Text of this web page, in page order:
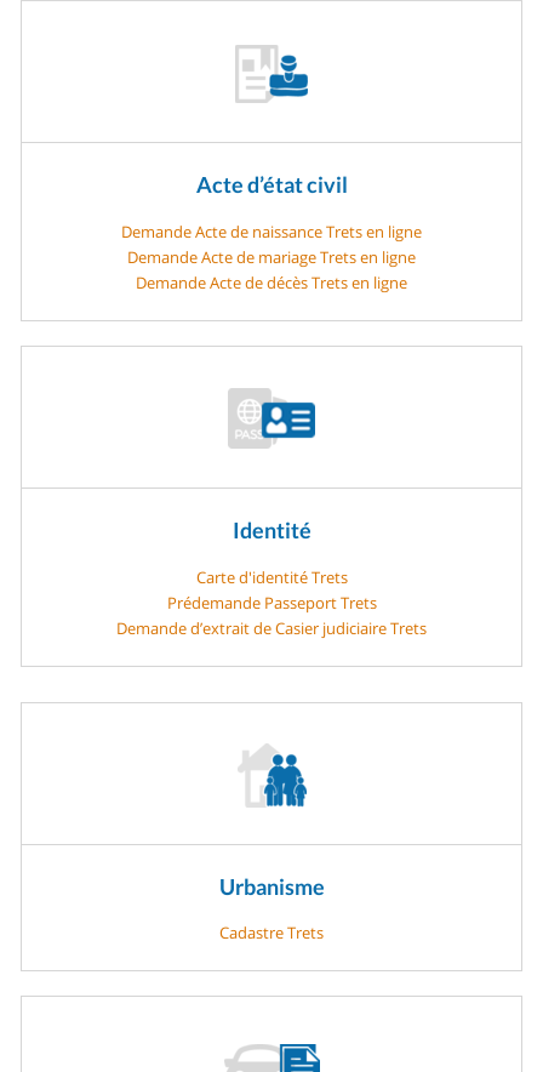
Acte d’état civil
Demande Acte de naissance Trets en ligne
Demande Acte de mariage Trets en ligne
Demande Acte de décès Trets en ligne
Identité
Carte d'identité Trets
Prédemande Passeport Trets
Demande d’extrait de Casier judiciaire Trets
Urbanisme
Cadastre Trets